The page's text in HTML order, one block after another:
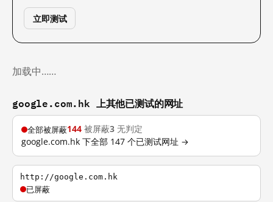
立即测试
加载中……
google.com.hk 上其他已测试的网址
全部被屏蔽144 被屏蔽3 无判定
google.com.hk 下全部 147 个已测试网址 →
http://google.com.hk
已屏蔽